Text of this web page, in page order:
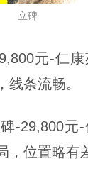
立碑
元-仁
线条流畅。
-29,800元
位置略有